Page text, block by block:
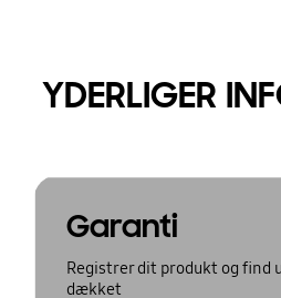
YDERLIGER
Garanti
Registrer dit produkt og find
dækket